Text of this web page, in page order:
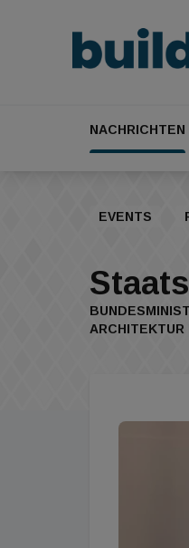
NACHRICHTEN
EVENTS